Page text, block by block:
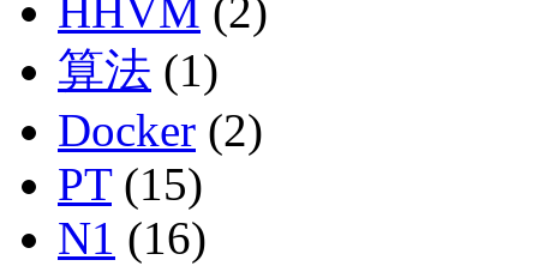
HHVM (2)
算法 (1)
Docker (2)
PT(15)
N1 (16)